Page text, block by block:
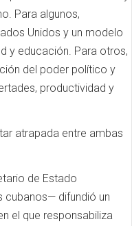
Para algunos,
Unidos y un modelo
y educación. Para otros,
del poder político y
productividad y
atrapada entre ambas
de Estado
cubanos— difundió un
el que responsabiliza